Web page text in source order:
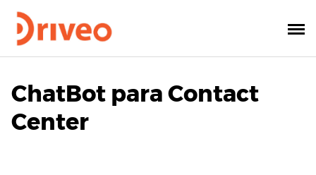
ChatBot para Contact
Center